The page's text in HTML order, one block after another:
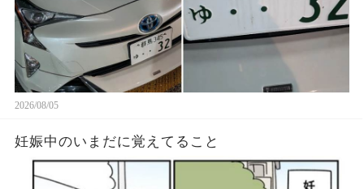
2026/08/05
妊娠中のいまだに覚えてること